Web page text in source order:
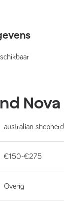
Nova
australian shepherd
€150-€275
Overig